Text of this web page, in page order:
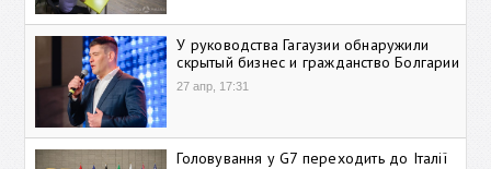
У руководства Гагаузии обнаружили
скрытый бизнес и гражданство Болгарии
27 апр, 17:31
Головування у G7 переходить до Італії